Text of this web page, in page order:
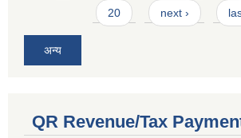
20 next ›
अन्य
QR Revenue/Tax